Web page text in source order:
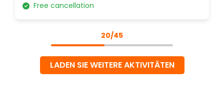
Free cancellation
20/45
LADEN SIE WEITERE AKTIVITÄTEN